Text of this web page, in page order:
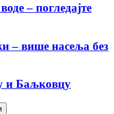
– погледајте
– више насеља без
и Баљковцу